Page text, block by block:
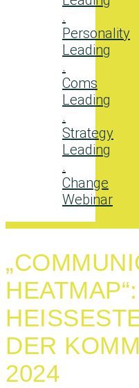
.
Personality
Leading
.
Coms
Leading
.
Strategy
Leading
.
Change
Webinar
ER
024